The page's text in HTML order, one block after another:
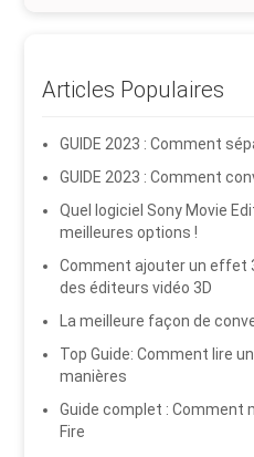
Articles Populaires
GUIDE 2023 : Comment
GUIDE 2023 : Comment
Quel logiciel Sony Movie
meilleures options !
Comment ajouter un effet
des éditeurs vidéo 3D
La meilleure façon de
Top Guide: Comment lire
manières
Guide complet : Comment
Fire